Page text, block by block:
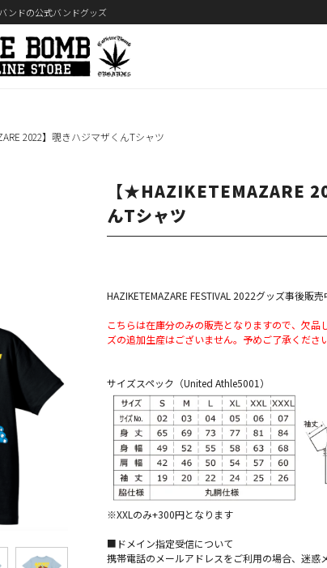
バンドの公式バンドグッズ
2022】覗きハジマザくんTシャツ
【★HAZIKETEMAZARE
んTシャツ
HAZIKETEMAZARE FESTIVAL 2022グッズ事後販売
こちらは在庫分のみの販売となりますので、欠品
ズの追加生産はございません。予めご了承くださ
サイズスペック（United Athle5001）
※XXLのみ+300円となります
■ドメイン指定受信について
携帯電話のメールアドレスをご利用の場合、迷惑